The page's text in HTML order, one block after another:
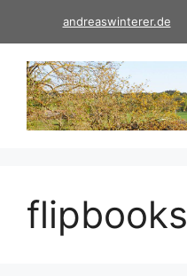
andreaswinterer.de
flipbooks